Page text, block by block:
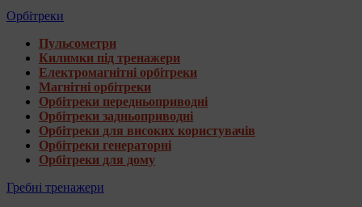
Орбітреки
Пульсометри
Килимки під тренажери
Електромагнітні орбітреки
Магнітні орбітреки
Орбітреки передньоприводні
Орбітреки задньоприводні
Орбітреки для високих користувачів
Орбітреки генераторні
Орбітреки для дому
Гребні тренажери